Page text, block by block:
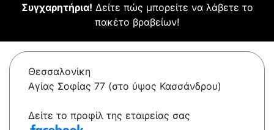
Συγχαρητήρια! Δείτε πώς μπορείτε να λάβετε το
πακέτο βραβείων!
Θεσσαλονίκη
Αγίας Σοφίας 77 (στο ύψος Κασσάνδρου)
Δείτε το προφίλ της εταιρείας σας